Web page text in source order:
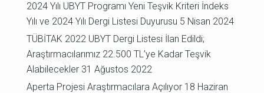
2024 Yılı UBYT Programı Yeni Teşvik Kriteri İndeks
Yılı ve 2024 Yılı Dergi Listesi Duyurusu 5 Nisan 2024
TÜBİTAK 2022 UBYT Dergi Listesi İlan Edildi;
Araştırmacılarımız 22.500 TL’ye Kadar Teşvik
Alabilecekler 31 Ağustos 2022
Aperta Projesi Araştırmacılara Açılıyor 18 Haziran